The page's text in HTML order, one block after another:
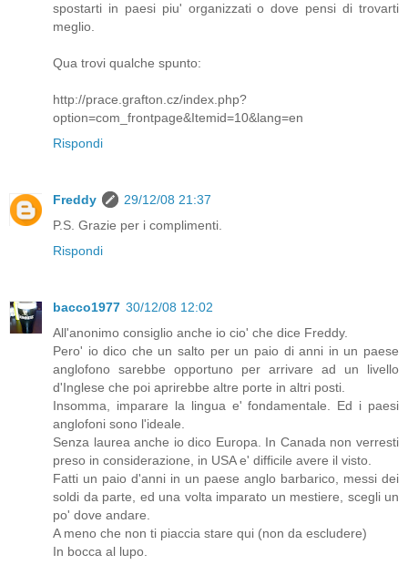
spostarti in paesi piu' organizzati o dove pensi di trovarti
meglio.
Qua trovi qualche spunto:
http://prace.grafton.cz/index.php?
option=com_frontpage&Itemid=10&lang=en
Rispondi
Freddy
29/12/08 21:37
P.S. Grazie per i complimenti.
Rispondi
bacco1977 30/12/08 12:02
All'anonimo consiglio anche io cio' che dice Freddy.
Pero' io dico che un salto per un paio di anni in un paese
anglofono sarebbe opportuno per arrivare ad un livello
d'Inglese che poi aprirebbe altre porte in altri posti.
Insomma, imparare la lingua e' fondamentale. Ed i paesi
anglofoni sono l'ideale.
Senza laurea anche io dico Europa. In Canada non verresti
preso in considerazione, in USA e' difficile avere il visto.
Fatti un paio d'anni in un paese anglo barbarico, messi dei
soldi da parte, ed una volta imparato un mestiere, scegli un
po' dove andare.
A meno che non ti piaccia stare qui (non da escludere)
In bocca al lupo.